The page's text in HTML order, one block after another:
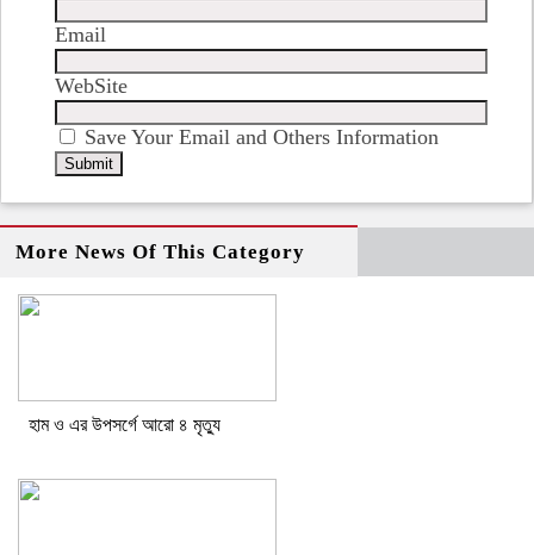
Email
WebSite
Save Your Email and Others Information
More News Of This Category
হাম ও এর উপসর্গে আরো ৪ মৃত্যু